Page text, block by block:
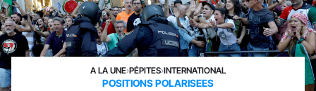
A LA UNE›PÉPITES›INTERNATIONAL
POSITIONS POLARISEES